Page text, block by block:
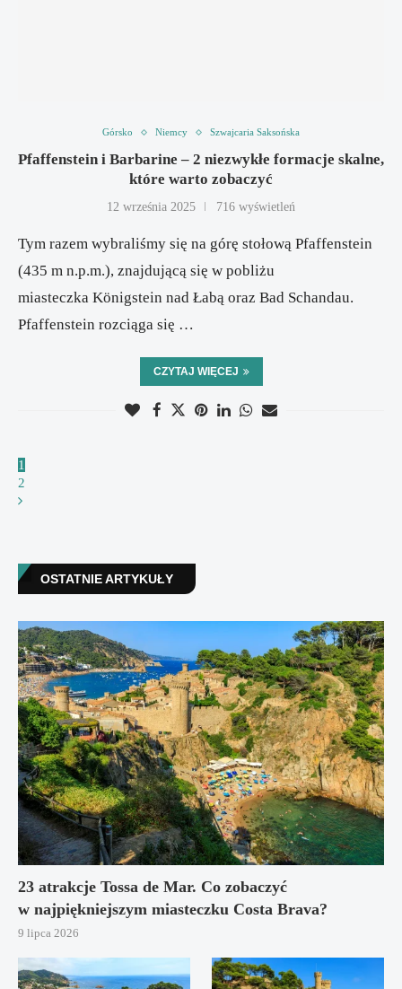
Górsko Niemcy Szwajcaria Saksońska
Pfaffenstein i Barbarine – 2 niezwykłe formacje skalne,
które warto zobaczyć
12 września 2025 716 wyświetleń
Tym razem wybraliśmy się na górę stołową Pfaffenstein
(435 m n.p.m.), znajdującą się w pobliżu
miasteczka Königstein nad Łabą oraz Bad Schandau.
Pfaffenstein rozciąga się …
CZYTAJ WIĘCEJ
1
2
OSTATNIE ARTYKUŁY
23 atrakcje Tossa de Mar. Co zobaczyć
w najpiękniejszym miasteczku Costa Brava?
9 lipca 2026